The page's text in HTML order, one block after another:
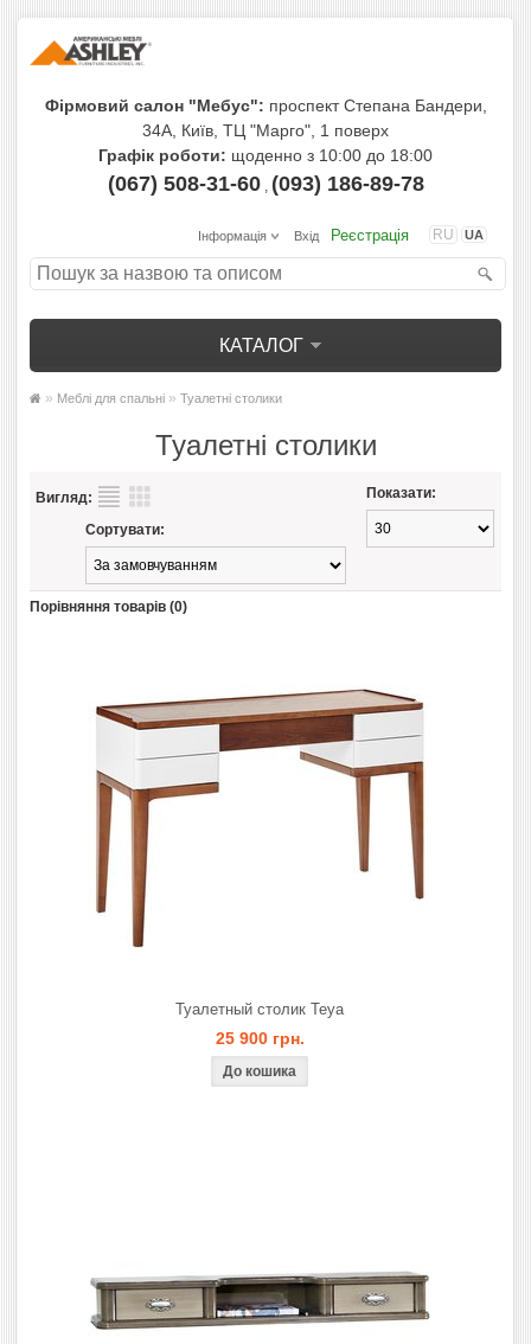
Фірмовий салон "Мебус": проспект Степана Бандери,
34А, Київ, ТЦ "Марго", 1 поверх
Графік роботи: щоденно з 10:00 до 18:00
(067) 508-31-60, (093) 186-89-78
RU UA
Інформація Вхід Реєстрація
КАТАЛОГ
» Меблі для спальні » Туалетні столики
Туалетні столики
Вигляд: Показати:
Сортувати:
Порівняння товарів (0)
Туалетный столик Teya
25 900 грн.